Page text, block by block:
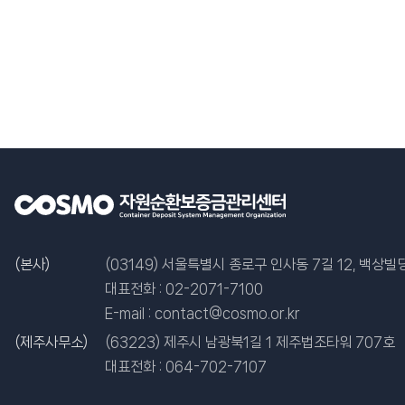
(본사)
(03149) 서울특별시 종로구 인사동 7길 12, 백상빌
대표전화 : 02-2071-7100
E-mail : contact@cosmo.or.kr
(제주사무소)
(63223) 제주시 남광북1길 1 제주법조타워 707호
대표전화 : 064-702-7107